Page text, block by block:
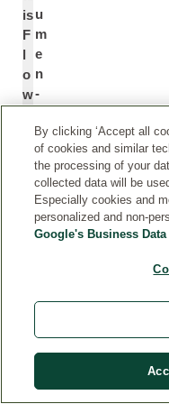
is
F
l
o
w
u
m
e
n
-
C
al
e
n
d
ul
te
n
v
By clicking ‘Accept all
of cookies and similar
the processing of your
collected data will be
Especially cookies and
personalized and non-
Google's Business